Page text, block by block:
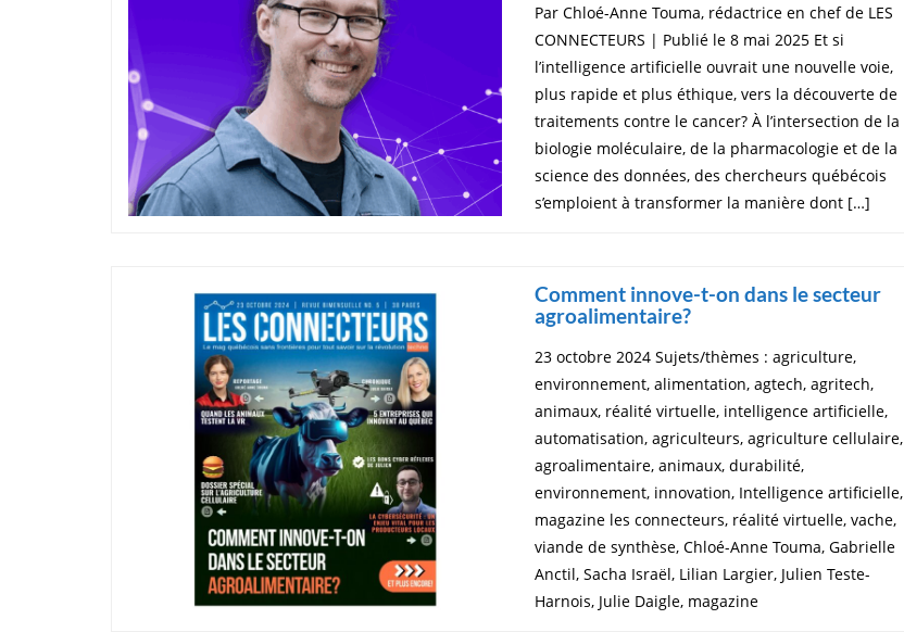
Par Chloé-Anne Touma, rédactrice en chef de LES
CONNECTEURS | Publié le 8 mai 2025 Et si
l’intelligence artificielle ouvrait une nouvelle voie,
plus rapide et plus éthique, vers la découverte de
traitements contre le cancer? À l’intersection de la
biologie moléculaire, de la pharmacologie et de la
science des données, des chercheurs québécois
s’emploient à transformer la manière dont […]
Comment innove-t-on dans le secteur
agroalimentaire?
23 octobre 2024 Sujets/thèmes : agriculture,
environnement, alimentation, agtech, agritech,
animaux, réalité virtuelle, intelligence artificielle,
automatisation, agriculteurs, agriculture cellulaire,
agroalimentaire, animaux, durabilité,
environnement, innovation, Intelligence artificielle,
magazine les connecteurs, réalité virtuelle, vache,
viande de synthèse, Chloé-Anne Touma, Gabrielle
Anctil, Sacha Israël, Lilian Largier, Julien Teste-
Harnois, Julie Daigle, magazine